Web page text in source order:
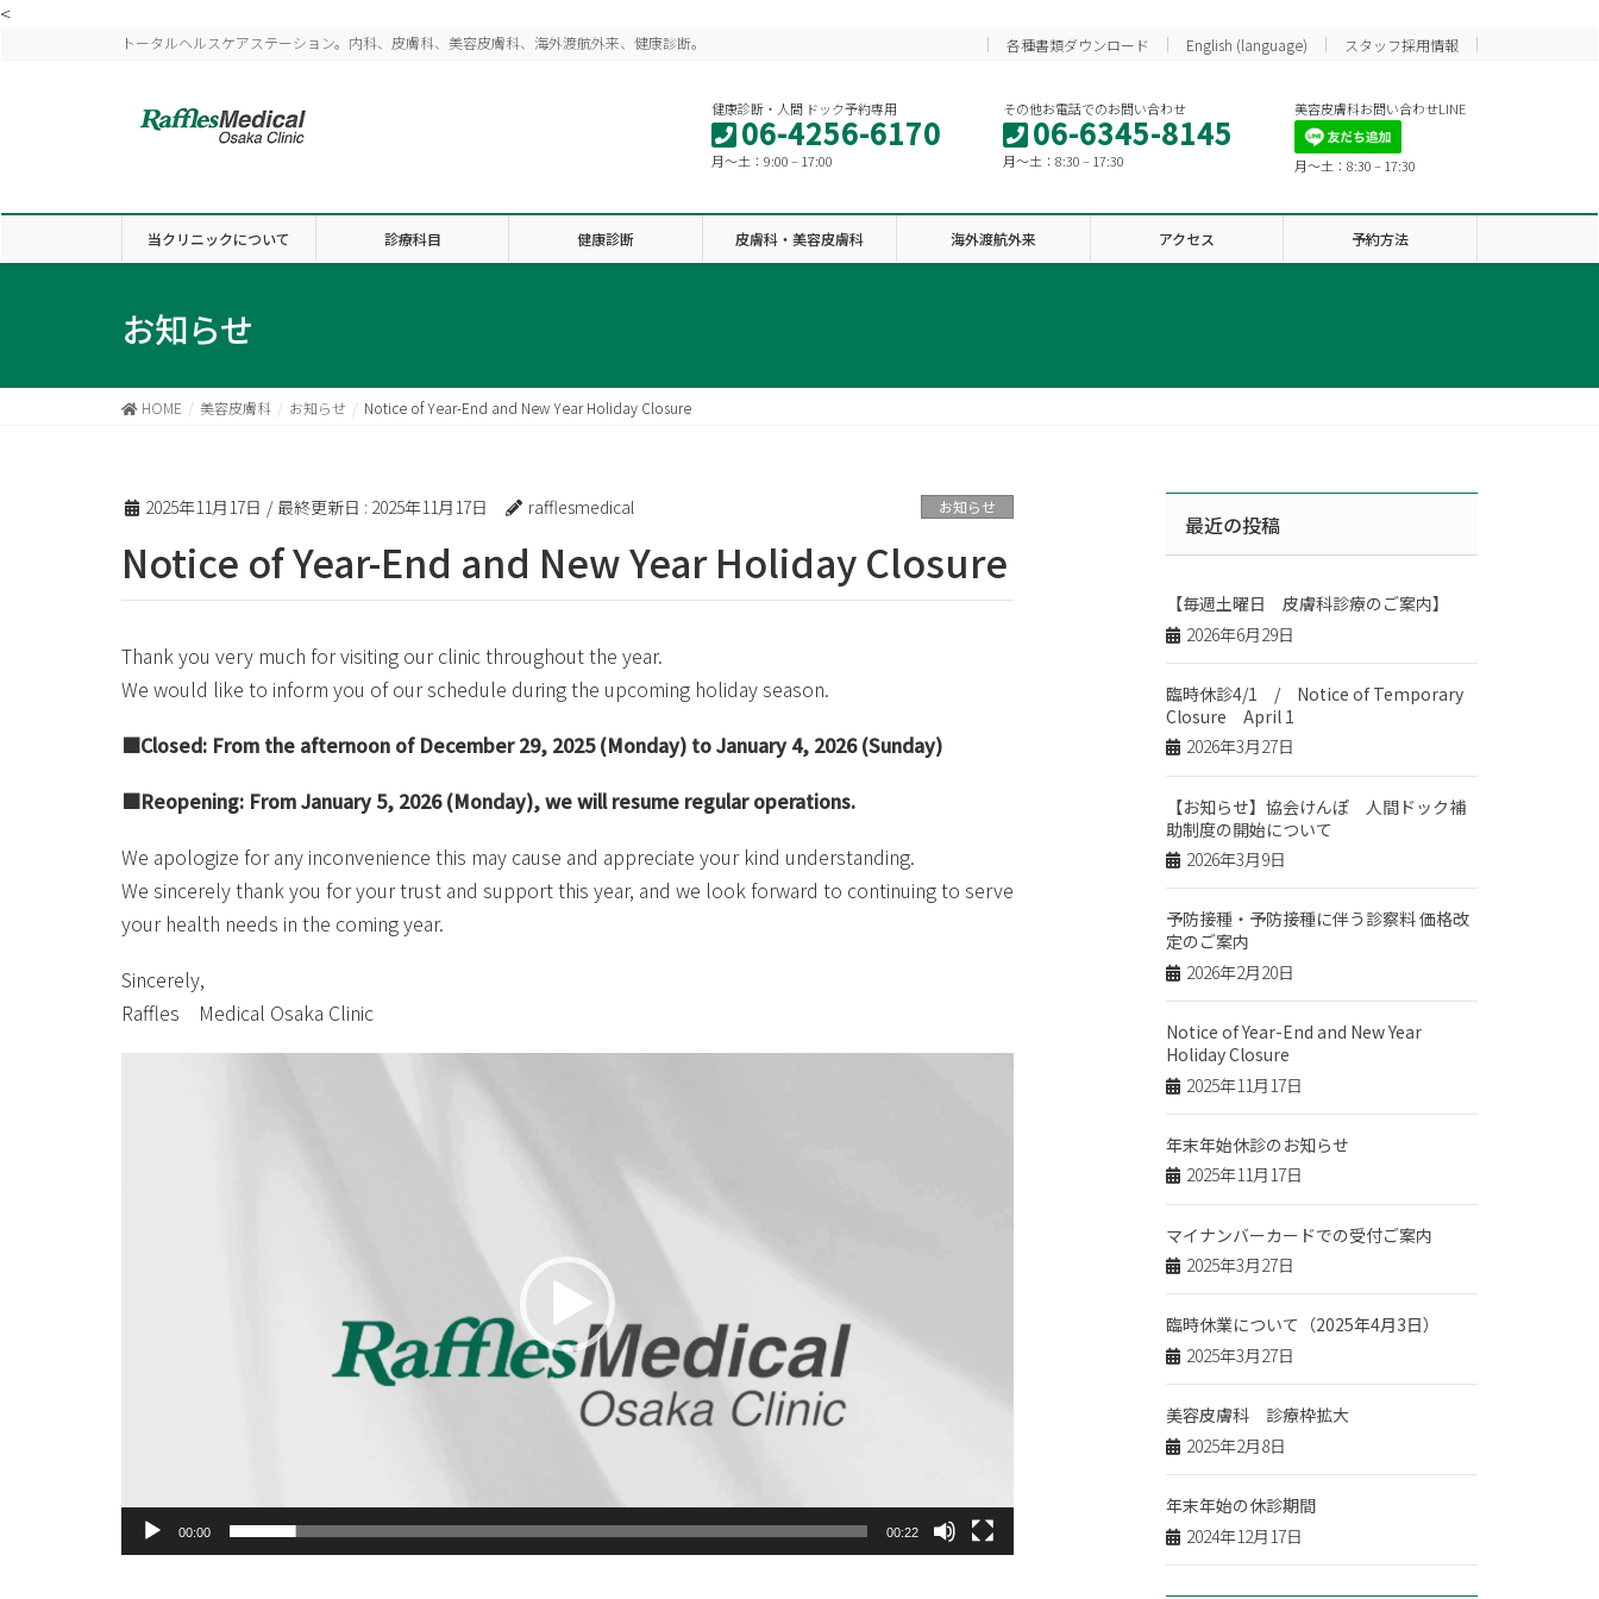
<
トータルヘルスケアステーション。内科、皮膚科、美容皮膚科、海外渡航外来、健康診断。 各種書類ダウンロード English (language) スタッフ採用情報
美容皮膚科お問い合わせLINE
月〜土：8:30 – 17:30
その他お電話でのお問い合わせ
06-6345-8145
月〜土：8:30 – 17:30
健康診断・人間 ドック予約専用
06-4256-6170
月〜土：9:00 – 17:00
当クリニックについて 診療科目 健康診断 皮膚科・美容皮膚科 海外渡航外来 アクセス 予約方法
お知らせ
HOME 美容皮膚科 お知らせ Notice of Year-End and New Year Holiday Closure
2025年11月17日 / 最終更新日 : 2025年11月17日 rafflesmedical お知らせ
Notice of Year-End and New Year Holiday Closure
Thank you very much for visiting our clinic throughout the year.
We would like to inform you of our schedule during the upcoming holiday season.
■Closed: From the afternoon of December 29, 2025 (Monday) to January 4, 2026 (Sunday)
■Reopening: From January 5, 2026 (Monday), we will resume regular operations.
We apologize for any inconvenience this may cause and appreciate your kind understanding.
We sincerely thank you for your trust and support this year, and we look forward to continuing to serve
your health needs in the coming year.
Sincerely,
Raffles Medical Osaka Clinic
00:00 00:22
最近の投稿
【毎週土曜日 皮膚科診療のご案内】
2026年6月29日
臨時休診4/1 / Notice of Temporary
Closure April 1
2026年3月27日
【お知らせ】協会けんぽ 人間ドック補
助制度の開始について
2026年3月9日
予防接種・予防接種に伴う診察料 価格改
定のご案内
2026年2月20日
Notice of Year-End and New Year
Holiday Closure
2025年11月17日
年末年始休診のお知らせ
2025年11月17日
マイナンバーカードでの受付ご案内
2025年3月27日
臨時休業について（2025年4月3日）
2025年3月27日
美容皮膚科 診療枠拡大
2025年2月8日
年末年始の休診期間
2024年12月17日